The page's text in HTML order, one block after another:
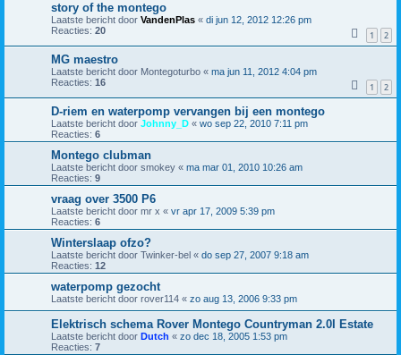
story of the montego
Laatste bericht door VandenPlas « di jun 12, 2012 12:26 pm
Reacties: 20 1 2
MG maestro
Laatste bericht door Montegoturbo « ma jun 11, 2012 4:04 pm
Reacties: 16 1 2
D-riem en waterpomp vervangen bij een montego
Laatste bericht door Johnny_D « wo sep 22, 2010 7:11 pm
Reacties: 6
Montego clubman
Laatste bericht door smokey « ma mar 01, 2010 10:26 am
Reacties: 9
vraag over 3500 P6
Laatste bericht door mr x « vr apr 17, 2009 5:39 pm
Reacties: 6
Winterslaap ofzo?
Laatste bericht door Twinker-bel « do sep 27, 2007 9:18 am
Reacties: 12
waterpomp gezocht
Laatste bericht door rover114 « zo aug 13, 2006 9:33 pm
Elektrisch schema Rover Montego Countryman 2.0I Estate
Laatste bericht door Dutch « zo dec 18, 2005 1:53 pm
Reacties: 7